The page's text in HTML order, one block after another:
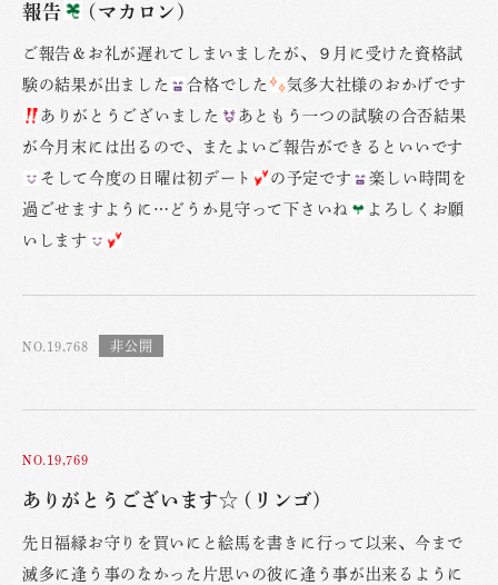
報告 (マカロン)
ご報告＆お礼が遅れてしまいましたが、９月に受けた資格試
験の結果が出ました
合格でした
気多大社様のおかげです
ありがとうございました
あともう一つの試験の合否結果
が今月末には出るので、またよいご報告ができるといいです
そして今度の日曜は初デート
の予定です
楽しい時間を
過ごせますように…どうか見守って下さいね
よろしくお願
いします
NO.19,768
NO.19,769
ありがとうございます☆ (リンゴ)
先日福縁お守りを買いにと絵馬を書きに行って以来、今まで
滅多に逢う事のなかった片思いの彼に逢う事が出来るように